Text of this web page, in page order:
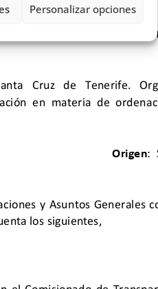
Personalizar opciones